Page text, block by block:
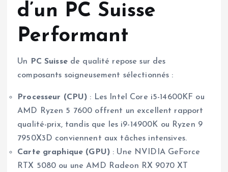
d’un PC Suisse
Performant
Un PC Suissede qualité repose sur des
composants soigneusement sélectionnés :
Processeur (CPU) : Les Intel Core i5-14600KF ou
AMD Ryzen 5 7600 offrent un excellent rapport
qualité-prix, tandis que les i9-14900K ou Ryzen 9
7950X3D conviennent aux tâches intensives.
Carte graphique (GPU) : Une NVIDIA GeForce
RTX 5080 ou une AMD Radeon RX 9070 XT